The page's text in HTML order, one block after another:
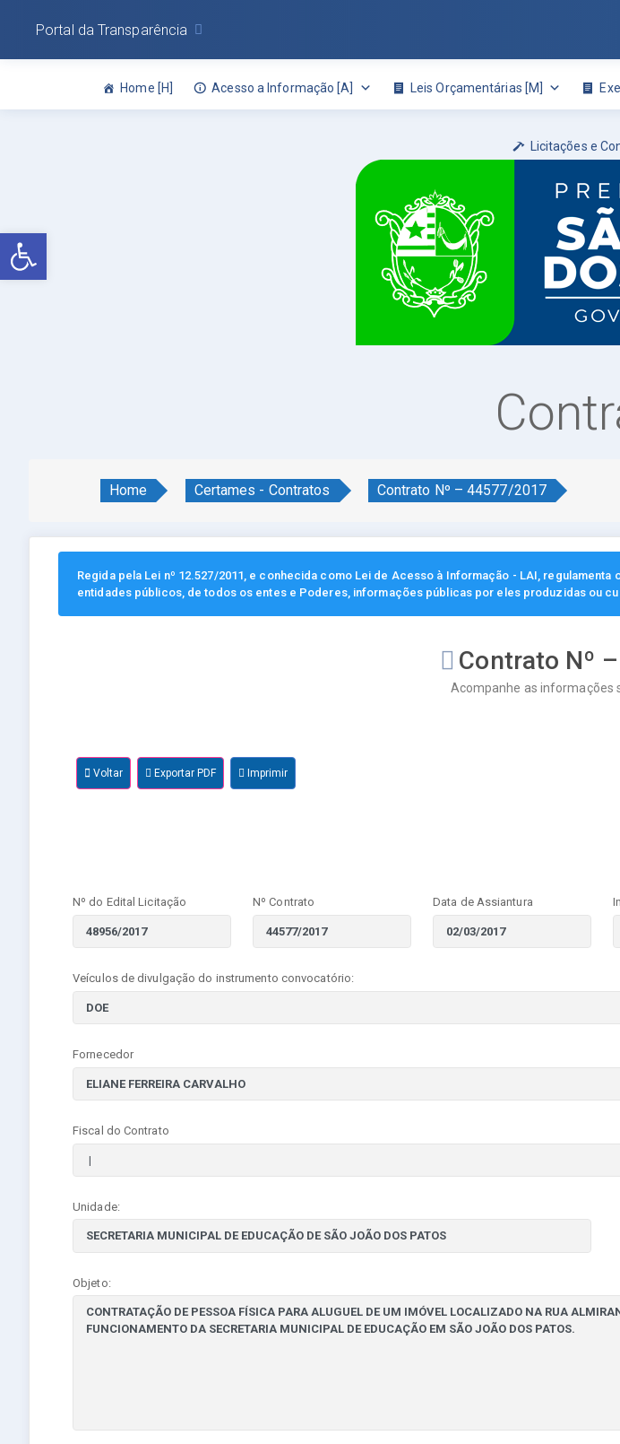
Abrir a barra de ferramentas
Home [H] Acesso a Informação [A] Leis Orçamentárias [M]
Licitações e
Portal da Transparência
Home Certames - Contratos Contrato Nº – 44577/2017
Regida pela Lei nº 12.527/2011, e conhecida como Lei de Acesso à Informação - LAI,
entidades públicos, de todos os entes e Poderes, informações públicas por eles produzidas ou
Contrato Nº
Acompanhe as informações
Voltar Exportar PDF Imprimir
Nº do Edital Licitação Nº Contrato Data de Assiantura
Veículos de divulgação do instrumento convocatório:
Fornecedor
Fiscal do Contrato
Unidade:
Objeto: